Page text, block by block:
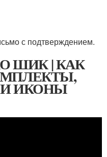
с подтверждением.
ШИК | КАК
ИКОНЫ